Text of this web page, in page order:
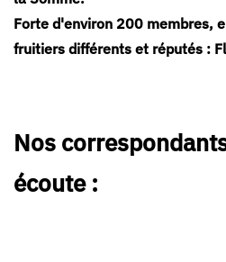
Forte d'environ 200 membres,
fruitiers différents et réputés :
Nos
écoute :